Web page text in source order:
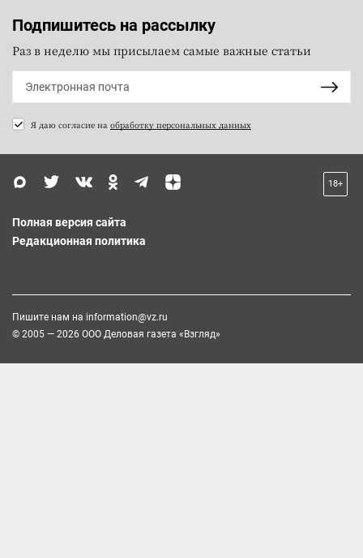
Подпишитесь на рассылку
Раз в неделю мы присылаем самые важные статьи
Я даю согласие на обработку персональных данных
18+
Полная версия сайта
Редакционная политика
Пишите нам на information@vz.ru
© 2005 — 2026 ООО Деловая газета «Взгляд»